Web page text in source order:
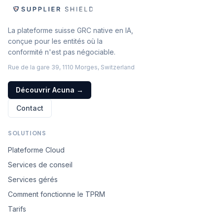
La plateforme suisse GRC native en IA,
conçue pour les entités où la
conformité n'est pas négociable.
Rue de la gare 39, 1110 Morges, Switzerland
Découvrir Acuna →
Contact
SOLUTIONS
Plateforme Cloud
Services de conseil
Services gérés
Comment fonctionne le TPRM
Tarifs